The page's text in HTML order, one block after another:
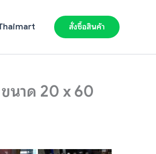
สั่งซื้อสินค้า
นาด 20 x 60